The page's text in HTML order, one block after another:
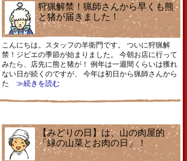
狩猟解禁！猟師さんから早くも熊
と猪が届きました！
こんにちは。スタッフの羊衛門です。 ついに狩猟解
禁！ジビエの季節が始まりました。 今朝お店に行って
みたら、店先に熊と猪が！ 例年は一週間くらいは獲れ
ない日が続くのですが、 今年は初日から猟師さんから
た
≫続きを読む
【みどりの日】は、山の肉屋的
「緑の山菜とお肉の日」！